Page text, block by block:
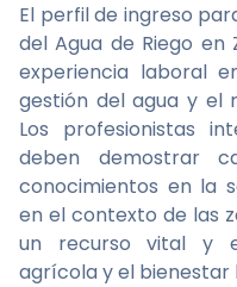
El perfil de ingreso
del Agua de Riego en
experiencia laboral
gestión del agua y el
Los profesionistas
deben demostrar
conocimientos en la
en el contexto de las
un recurso vital y
agrícola y el bienestar